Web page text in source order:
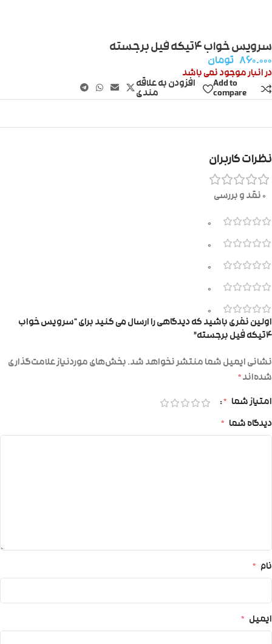
سرویس خواب ۴تیکه فیل برجسته
۸۶۰.۰۰۰ تومان
در انبار موجود نمی باشد
Add to
compare
افزودن به علاقه
مندی
نظرات کاربران
0 نقد و بررسی
0
0
0
0
0
اولین نفری باشید که دیدگاهی را ارسال می کنید برای “سرویس خواب
۴تیکه فیل برجسته”
نشانی ایمیل شما منتشر نخواهد شد.بخش‌های موردنیاز علامت‌گذاری
شده‌اند*
امتیاز شما *
دیدگاه شما *
نام *
ایمیل *